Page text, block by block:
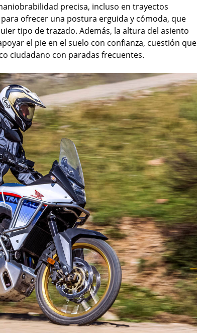
precisa, incluso en trayectos
ofrecer una postura erguida y cómoda, que
tipo de trazado. Además, la altura del asiento
el pie en el suelo con confianza, cuestión que
ciudadano con paradas frecuentes.